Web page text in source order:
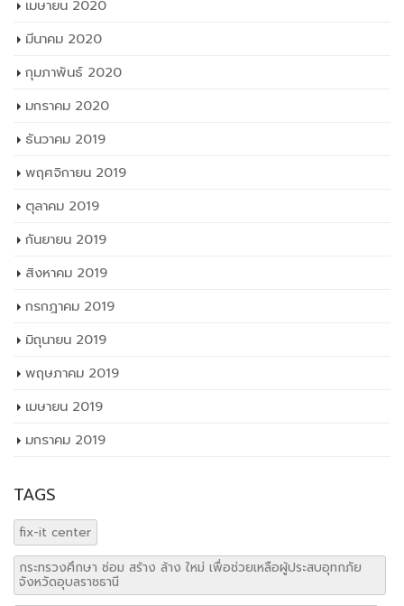
เมษายน 2020
มีนาคม 2020
กุมภาพันธ์ 2020
มกราคม 2020
ธันวาคม 2019
พฤศจิกายน 2019
ตุลาคม 2019
กันยายน 2019
สิงหาคม 2019
กรกฎาคม 2019
มิถุนายน 2019
พฤษภาคม 2019
เมษายน 2019
มกราคม 2019
TAGS
fix-it center
กระทรวงศึกษา ซ่อม สร้าง ล้าง ใหม่ เพื่อช่วยเหลือผู้ประสบอุทกภัย
จังหวัดอุบลราชธานี